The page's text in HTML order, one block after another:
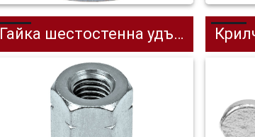
Гайка шестостенна удължена